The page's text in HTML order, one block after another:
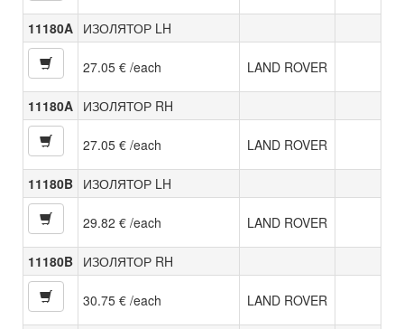
11180A ИЗОЛЯТОР LH
27.05 € /each LAND ROVER
11180A ИЗОЛЯТОР RH
27.05 € /each LAND ROVER
11180B ИЗОЛЯТОР LH
29.82 € /each LAND ROVER
11180B ИЗОЛЯТОР RH
30.75 € /each LAND ROVER